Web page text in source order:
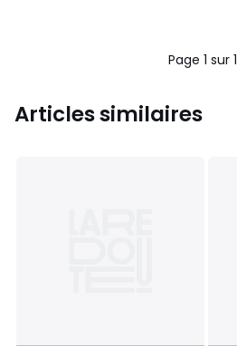
Page 1 sur 1
Articles similaires